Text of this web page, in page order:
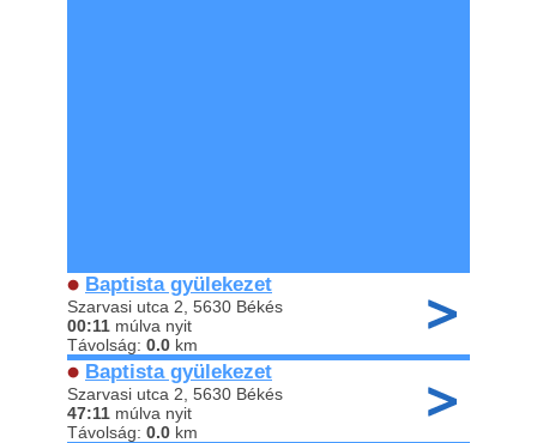
Baptista gyülekezet
Szarvasi utca 2, 5630 Békés
00:11 múlva nyit
Távolság: 0.0 km
Baptista gyülekezet
Szarvasi utca 2, 5630 Békés
47:11 múlva nyit
Távolság: 0.0 km